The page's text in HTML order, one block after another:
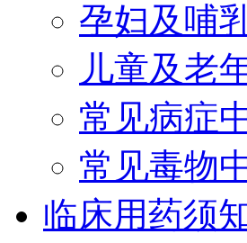
孕妇及哺
儿童及老
常见病症
常见毒物
临床用药须